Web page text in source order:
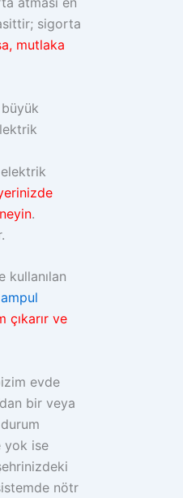
sigorta
mutlaka
.
kullanılan
ampul
çıkarır ve
evde
bir veya
yok ise
nötr